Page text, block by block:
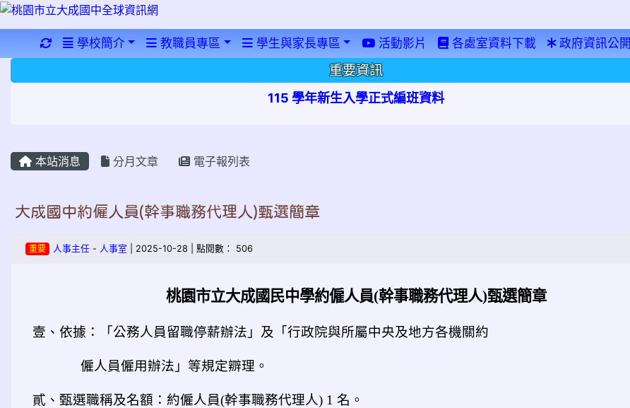
重新取得佈景設定
學校簡介 教職員專區 學生與家長專區 活動影片 各處室資料下載 政府資訊公開
重要資訊
115 學年新生入學正式編班資料
本站消息 分月文章 電子報列表
大成國中約僱人員(幹事職務代理人)甄選簡章
重要 人事主任- 人事室 | 2025-10-28 | 點閱數： 506
桃園市立大成國民中學約僱人員(幹事職務代理人)甄選簡章
壹、依據：「公務人員留職停薪辦法」及「行政院與所屬中央及地方各機關約
僱人員僱用辦法」等規定辧理。
貳、甄選職稱及名額：約僱人員(幹事職務代理人) 1 名。